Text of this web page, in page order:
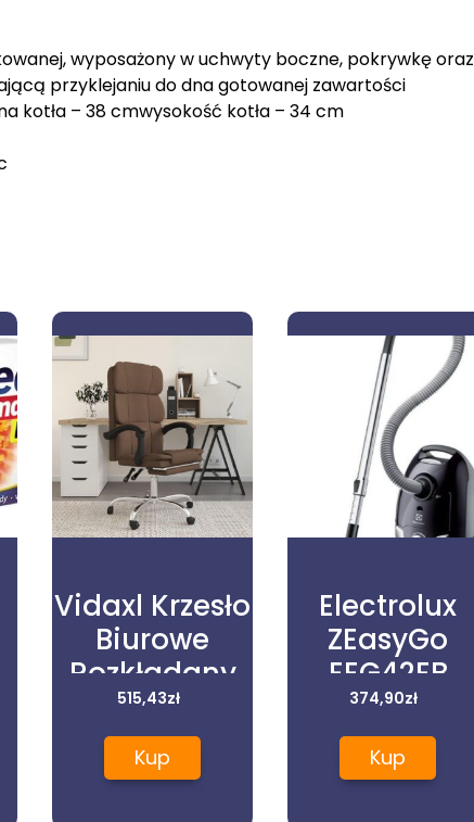
wyposażony w uchwyty boczne, pokrywkę oraz
przyklejaniu do dna gotowanej zawartości
kotła – 38 cmwysokość kotła – 34 cm
Vidaxl Krzesło
Biurowe
Rozkładany
Fotel Biurowy
Brązowy
Obity
515,43zł
Kup
Electrolux
ZEasyGo
EEG42EB
374,90zł
Kup